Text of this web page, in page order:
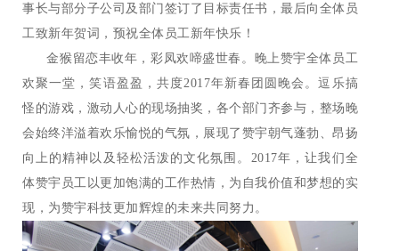
事长与部分子公司及部门签订了目标责任书，最后向全体员
工致新年贺词，预祝全体员工新年快乐！
金猴留恋丰收年，彩凤欢啼盛世春。晚上赞宇全体员工
欢聚一堂，笑语盈盈，共度2017年新春团圆晚会。逗乐搞
怪的游戏，激动人心的现场抽奖，各个部门齐参与，整场晚
会始终洋溢着欢乐愉悦的气氛，展现了赞宇朝气蓬勃、昂扬
向上的精神以及轻松活泼的文化氛围。2017年，让我们全
体赞宇员工以更加饱满的工作热情，为自我价值和梦想的实
现，为赞宇科技更加辉煌的未来共同努力。